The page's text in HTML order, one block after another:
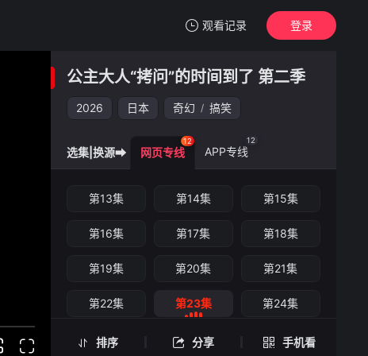
观看记录
我的观影记录
第23集
公主大人“拷问”的时间到了 第二季
登录
公主大人“拷问”的时间到了 第二季
2026 日本 奇幻 / 搞笑
排序 分享 手机看
公主大人“拷问”的时间到了 第二季 -第23集
选集|换源➡ 网页专线
12
APP专线
12
第13集 第14集 第15集
第16集 第17集 第18集
第19集 第20集 第21集
第22集 第23集 第24集